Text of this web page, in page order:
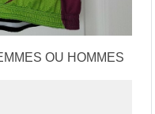
OU HOMMES